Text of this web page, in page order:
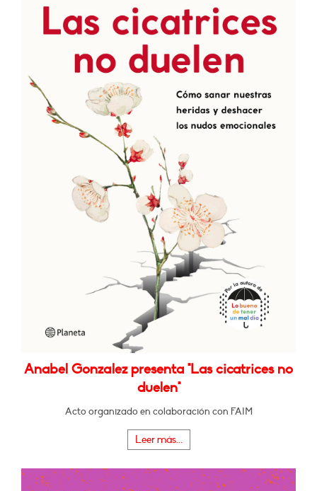
Anabel Gonzalez presenta "Las cicatrices no
duelen"
Acto organizado en colaboración con FAIM
Leer más...